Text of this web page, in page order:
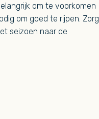
om te voorkomen
om goed te rijpen. Zorg
seizoen naar de